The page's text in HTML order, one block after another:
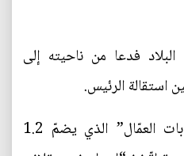
فدعا من ناحيته إلى
استقالة الرئيس.
وقال “الاتّحاد الكوري لنقابات العمّال” الذي يضمّ 1.2